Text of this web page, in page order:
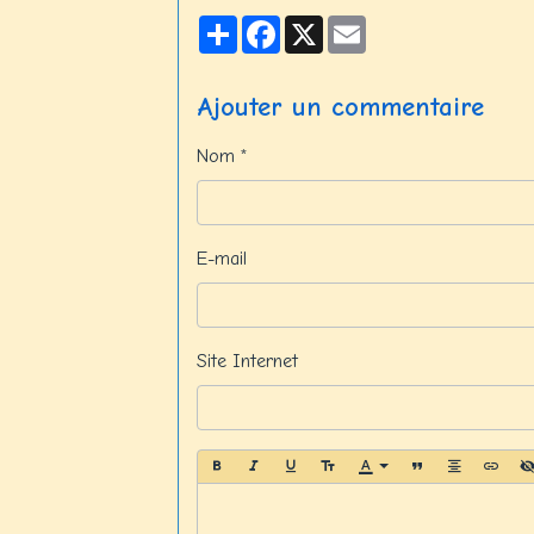
PartagerFacebook
X
Ajouter un commentaire
Nom
E-mail
Site Internet